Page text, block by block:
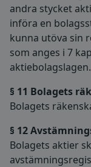
andra stycket
införa en
kunna utöva sin
som anges i 7
aktiebolagslagen.
§ 11 Bolagets
Bolagets
§ 12
Bolagets aktier